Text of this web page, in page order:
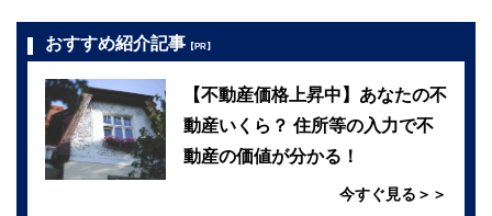
おすすめ紹介記事 【PR】
【不動産価格上昇中】あなたの不
動産いくら？ 住所等の入力で不
動産の価値が分かる！
今すぐ見る＞＞